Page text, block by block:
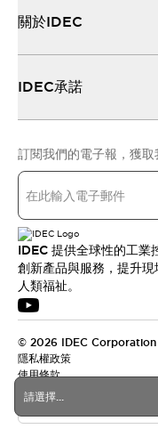
請選擇...
關於IDEC
IDEC承諾
訂閱我們的電子報，獲
IDEC 提供全球性的工業
創新產品與服務，提升
人類福祉。
© 2026 IDEC Corporation
隱私權政策
使用條款
台灣